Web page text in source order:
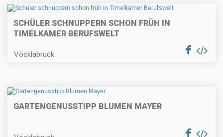
SCHÜLER SCHNUPPERN SCHON FRÜH IN
TIMELKAMER BERUFSWELT
Vöcklabruck
GARTENGENUSSTIPP BLUMEN MAYER